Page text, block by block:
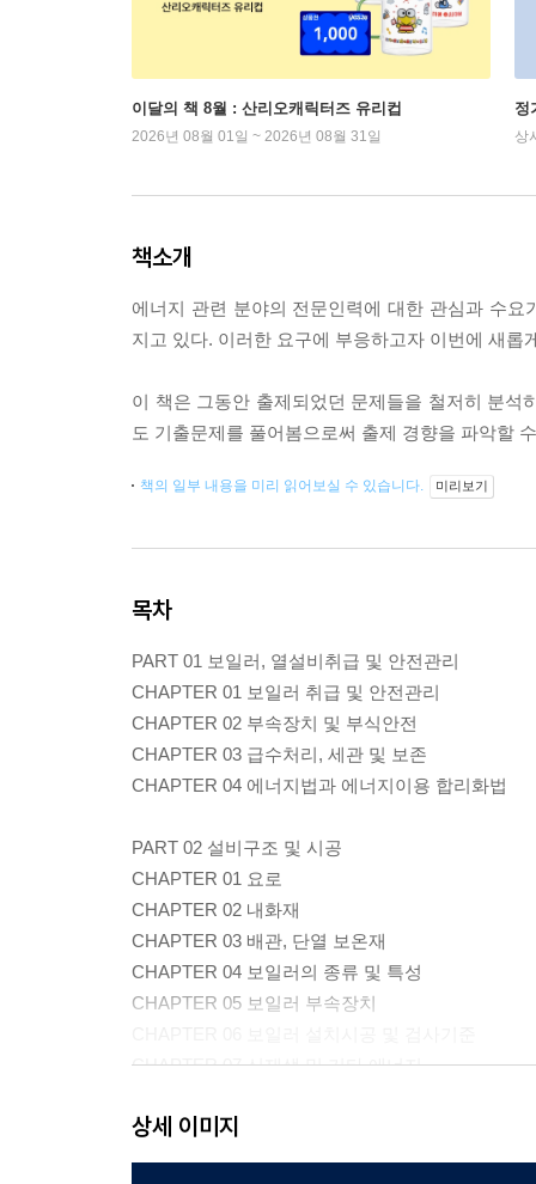
이달의 책 8월 : 산리오캐릭터즈 유리컵
2026년 08월 01일 ~ 2026년 08월 31일
정
상
책소개
에너지 관련 분야의 전문인력에 대한 관심과 수
지고 있다. 이러한 요구에 부응하고자 이번에 새롭
이 책은 그동안 출제되었던 문제들을 철저히 분
도 기출문제를 풀어봄으로써 출제 경향을 파악할
책의 일부 내용을 미리 읽어보실 수 있습니다. 미리보기
목차
PART 01 보일러, 열설비취급 및 안전관리
CHAPTER 01 보일러 취급 및 안전관리
CHAPTER 02 부속장치 및 부식안전
CHAPTER 03 급수처리, 세관 및 보존
CHAPTER 04 에너지법과 에너지이용 합리화법
PART 02 설비구조 및 시공
CHAPTER 01 요로
CHAPTER 02 내화재
CHAPTER 03 배관, 단열 보온재
CHAPTER 04 보일러의 종류 및 특성
CHAPTER 05 보일러 부속장치
CHAPTER 07 신재생 및 기타 에너지
PART 03 계측 및 에너지진단
CHAPTER 01 계측일반과 온도측정
상세 이미지